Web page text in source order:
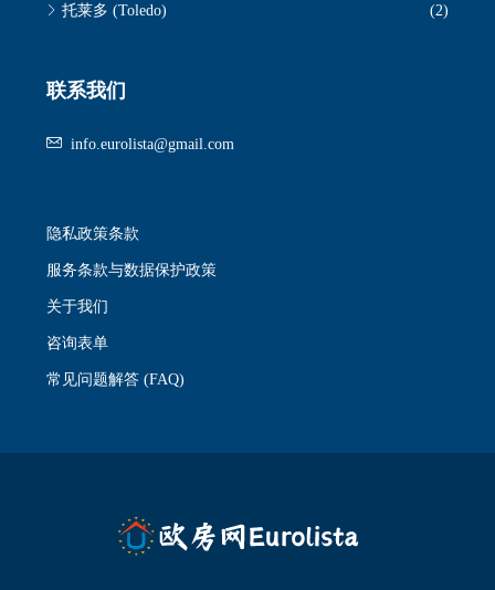
托莱多 (Toledo) (2)
联系我们
info.eurolista@gmail.com
隐私政策条款
服务条款与数据保护政策
关于我们
咨询表单
常见问题解答 (FAQ)